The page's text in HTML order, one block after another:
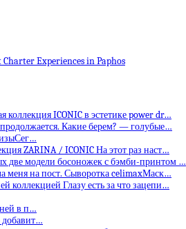
Experiences in Paphos
ICONIC в эстетике power dr…
Какие берем? — голубые…
ZARINA / ICONIC На этот раз наст…
две модели босоножек с бэмби-принтом …
меня на пост. Сыворотка celimaxМаск…
коллекцией Глазу есть за что зацепи…
в п…